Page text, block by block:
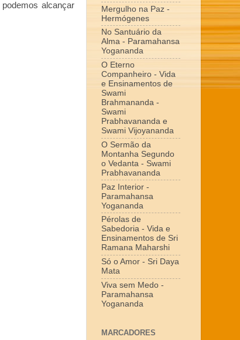
alcançar
Mergulho na Paz -
Hermógenes
No Santuário da
Alma - Paramahansa
Yogananda
O Eterno
Companheiro - Vida
e Ensinamentos de
Swami
Brahmananda -
Swami
Prabhavananda e
Swami Vijoyananda
O Sermão da
Montanha Segundo
o Vedanta - Swami
Prabhavananda
Paz Interior -
Paramahansa
Yogananda
Pérolas de
Sabedoria - Vida e
Ensinamentos de Sri
Ramana Maharshi
Só o Amor - Sri Daya
Mata
Viva sem Medo -
Paramahansa
Yogananda
MARCADORES